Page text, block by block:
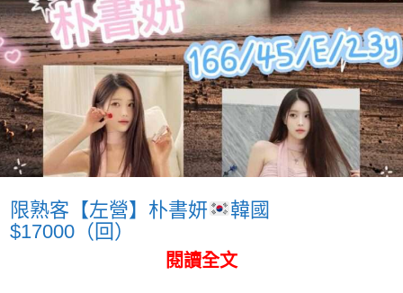
限熟客【左營】朴書妍
韓國
$17000（回）
閱讀全文